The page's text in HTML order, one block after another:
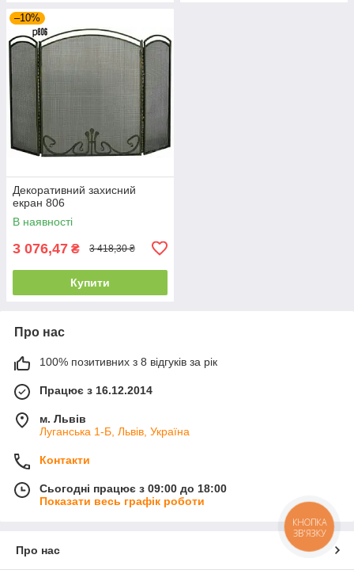
–10%
Декоративний захисний
екран 806
В наявності
3 076,47 ₴ 3 418,30 ₴
Купити
Про нас
100% позитивних з 8 відгуків за рік
Працює з 16.12.2014
м. Львів
Луганська 1-Б, Львів, Україна
Контакти
Сьогодні працює з 09:00 до 18:00
Показати весь графік роботи
Про нас
КНОПКА
ЗВ'ЯЗКУ